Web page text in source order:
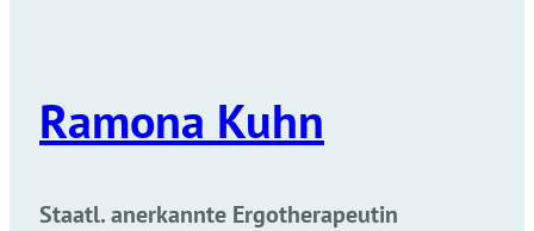
Ramona Kuhn
Staatl. anerkannte Ergotherapeutin